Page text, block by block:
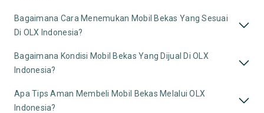
Bagaimana Cara Menemukan Mobil Bekas Yang Sesuai
Di OLX Indonesia?
Bagaimana Kondisi Mobil Bekas Yang Dijual Di OLX
Indonesia?
Apa Tips Aman Membeli Mobil Bekas Melalui OLX
Indonesia?